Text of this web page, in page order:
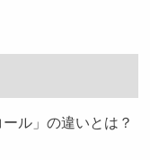
ル」の違いとは？